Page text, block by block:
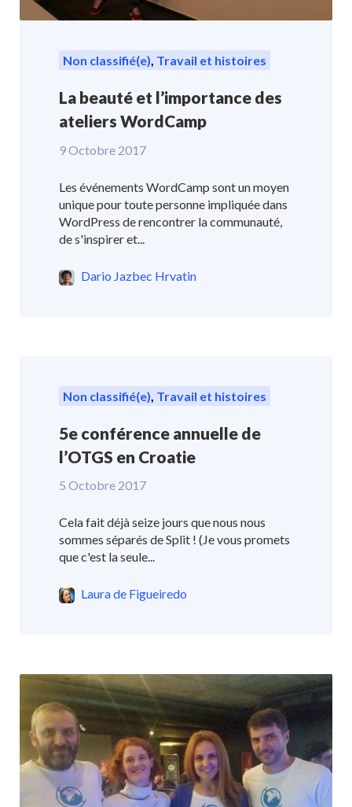
Non classifié(e), Travail et histoires
La beauté et l’importance des
ateliers WordCamp
9 Octobre 2017
Les événements WordCamp sont un moyen
unique pour toute personne impliquée dans
WordPress de rencontrer la communauté,
de s'inspirer et...
Dario Jazbec Hrvatin
Non classifié(e), Travail et histoires
5e conférence annuelle de
l’OTGS en Croatie
5 Octobre 2017
Cela fait déjà seize jours que nous nous
sommes séparés de Split ! (Je vous promets
que c'est la seule...
Laura de Figueiredo